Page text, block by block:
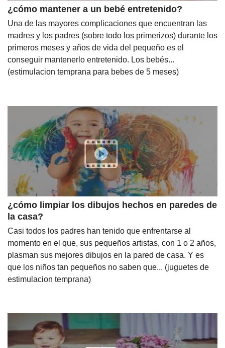
¿cómo mantener a un bebé entretenido?
Una de las mayores complicaciones que encuentran las
madres y los padres (sobre todo los primerizos) durante los
primeros meses y años de vida del pequeño es el
conseguir mantenerlo entretenido. Los bebés...
(estimulacion temprana para bebes de 5 meses)
¿cómo limpiar los dibujos hechos en paredes de
la casa?
Casi todos los padres han tenido que enfrentarse al
momento en el que, sus pequeños artistas, con 1 o 2 años,
plasman sus mejores dibujos en la pared de casa. Y es
que los niños tan pequeños no saben que... (juguetes de
estimulacion temprana)